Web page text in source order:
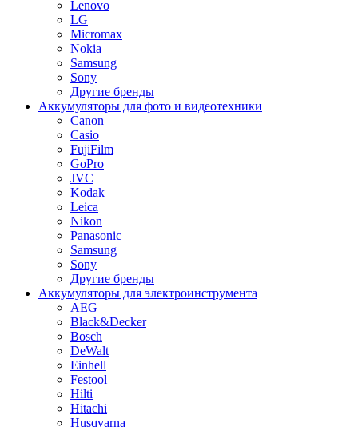
Lenovo
LG
Micromax
Nokia
Samsung
Sony
Другие бренды
Аккумуляторы для фото и видеотехники
Canon
Casio
FujiFilm
GoPro
JVC
Kodak
Leica
Nikon
Panasonic
Samsung
Sony
Другие бренды
Аккумуляторы для электроинструмента
AEG
Black&Decker
Bosch
DeWalt
Einhell
Festool
Hilti
Hitachi
Husqvarna